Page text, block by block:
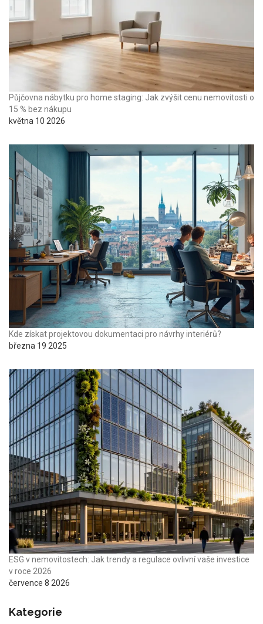
Půjčovna nábytku pro home staging: Jak zvýšit cenu nemovitosti o
15 % bez nákupu
května 10 2026
Kde získat projektovou dokumentaci pro návrhy interiérů?
března 19 2025
ESG v nemovitostech: Jak trendy a regulace ovlivní vaše investice
v roce 2026
července 8 2026
Kategorie